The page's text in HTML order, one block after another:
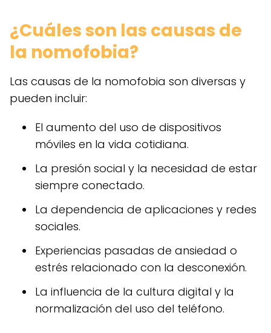
¿Cuáles son las causas de
la nomofobia?
Las causas de la nomofobia son diversas y
pueden incluir:
El aumento del uso de dispositivos
móviles en la vida cotidiana.
La presión social y la necesidad de estar
siempre conectado.
La dependencia de aplicaciones y redes
sociales.
Experiencias pasadas de ansiedad o
estrés relacionado con la desconexión.
La influencia de la cultura digital y la
normalización del uso del teléfono.